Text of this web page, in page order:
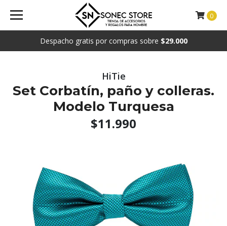
Despacho gratis por compras sobre $29.000
0
HiTie
Set Corbatín, paño y colleras.
Modelo Turquesa
$11.990